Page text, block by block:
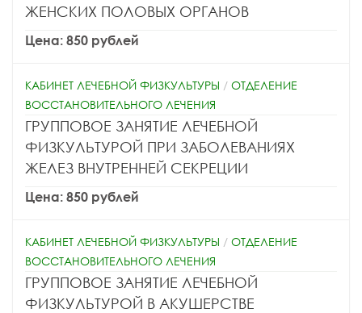
ЖЕНСКИХ ПОЛОВЫХ ОРГАНОВ
Цена: 850 рублей
КАБИНЕТ ЛЕЧЕБНОЙ ФИЗКУЛЬТУРЫ / ОТДЕЛЕНИЕ
ВОССТАНОВИТЕЛЬНОГО ЛЕЧЕНИЯ
ГРУППОВОЕ ЗАНЯТИЕ ЛЕЧЕБНОЙ
ФИЗКУЛЬТУРОЙ ПРИ ЗАБОЛЕВАНИЯХ
ЖЕЛЕЗ ВНУТРЕННЕЙ СЕКРЕЦИИ
Цена: 850 рублей
КАБИНЕТ ЛЕЧЕБНОЙ ФИЗКУЛЬТУРЫ / ОТДЕЛЕНИЕ
ВОССТАНОВИТЕЛЬНОГО ЛЕЧЕНИЯ
ГРУППОВОЕ ЗАНЯТИЕ ЛЕЧЕБНОЙ
ФИЗКУЛЬТУРОЙ В АКУШЕРСТВЕ